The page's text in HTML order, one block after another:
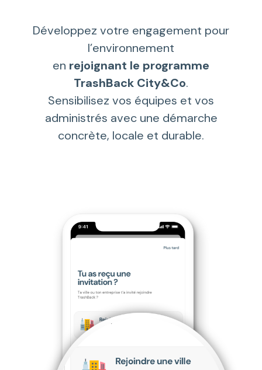
Développez votre engagement pour
l’environnement
en rejoignant le programme
TrashBack City&Co.
Sensibilisez vos équipes et vos
administrés avec une démarche
concrète, locale et durable.